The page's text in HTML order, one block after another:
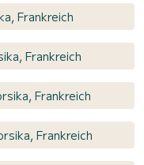
Frankreich
Frankreich
Frankreich
Frankreich